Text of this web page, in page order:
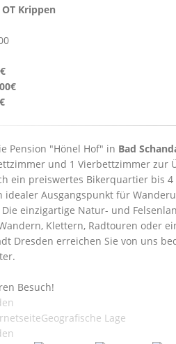
Krippen
Pension "Hönel Hof" in Bad
und 1 Vierbettzimmer zur
ein preiswertes Bikerquartier bis 4
idealer Ausgangspunkt für
Die einzigartige Natur- und
Klettern, Radtouren oder
Dresden erreichen Sie von uns
Besuch!
Geografische Lage